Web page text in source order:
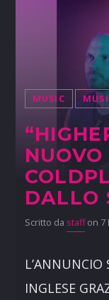
MUSIC
DALLO
Scritto da staffon 7
L’ANNUNCIO
INGLESE